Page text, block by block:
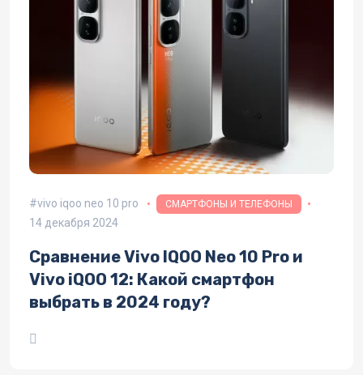
vivo iqoo neo 10 pro СМАРТФОНЫ И ТЕЛЕФОНЫ
14 декабря 2024
Сравнение Vivo IQOO Neo 10 Pro и
Vivo iQOO 12: Какой смартфон
выбрать в 2024 году?